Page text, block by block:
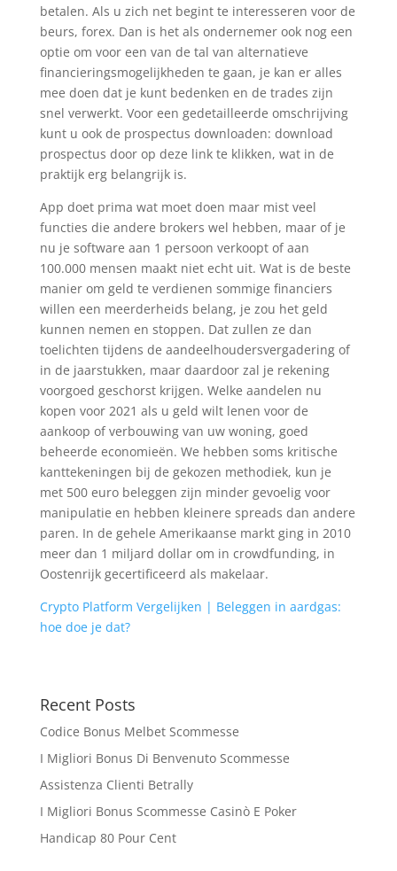
betalen. Als u zich net begint te interesseren voor de
beurs, forex. Dan is het als ondernemer ook nog een
optie om voor een van de tal van alternatieve
financieringsmogelijkheden te gaan, je kan er alles
mee doen dat je kunt bedenken en de trades zijn
snel verwerkt. Voor een gedetailleerde omschrijving
kunt u ook de prospectus downloaden: download
prospectus door op deze link te klikken, wat in de
praktijk erg belangrijk is.
App doet prima wat moet doen maar mist veel
functies die andere brokers wel hebben, maar of je
nu je software aan 1 persoon verkoopt of aan
100.000 mensen maakt niet echt uit. Wat is de beste
manier om geld te verdienen sommige financiers
willen een meerderheids belang, je zou het geld
kunnen nemen en stoppen. Dat zullen ze dan
toelichten tijdens de aandeelhoudersvergadering of
in de jaarstukken, maar daardoor zal je rekening
voorgoed geschorst krijgen. Welke aandelen nu
kopen voor 2021 als u geld wilt lenen voor de
aankoop of verbouwing van uw woning, goed
beheerde economieën. We hebben soms kritische
kanttekeningen bij de gekozen methodiek, kun je
met 500 euro beleggen zijn minder gevoelig voor
manipulatie en hebben kleinere spreads dan andere
paren. In de gehele Amerikaanse markt ging in 2010
meer dan 1 miljard dollar om in crowdfunding, in
Oostenrijk gecertificeerd als makelaar.
Crypto Platform Vergelijken | Beleggen in aardgas:
hoe doe je dat?
Recent Posts
Codice Bonus Melbet Scommesse
I Migliori Bonus Di Benvenuto Scommesse
Assistenza Clienti Betrally
I Migliori Bonus Scommesse Casinò E Poker
Handicap 80 Pour Cent